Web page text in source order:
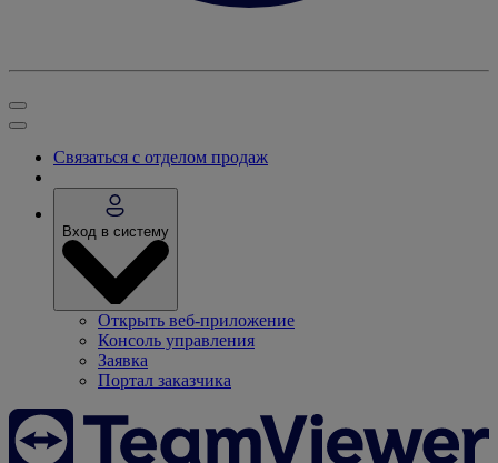
Связаться с отделом продаж
Вход в систему
Открыть веб-приложение
Консоль управления
Заявка
Портал заказчика